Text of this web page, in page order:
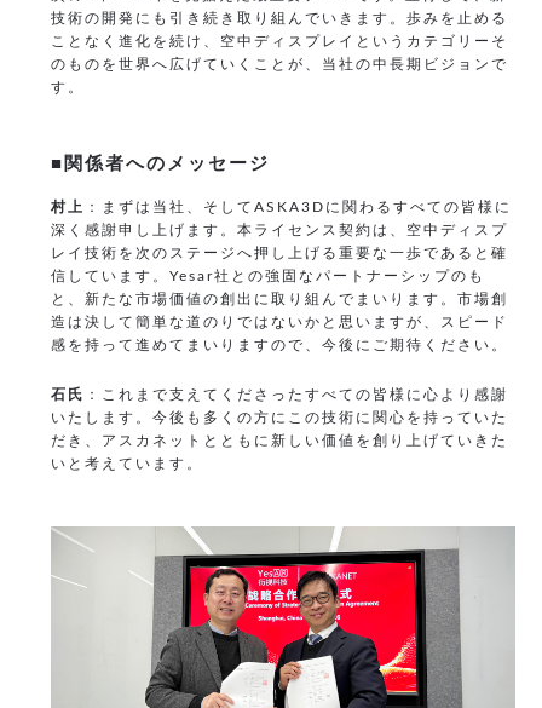
技術の開発にも引き続き取り組んでいきます。歩みを止める
ことなく進化を続け、空中ディスプレイというカテゴリーそ
のものを世界へ広げていくことが、当社の中長期ビジョンで
す。
■関係者へのメッセージ
村上
：まずは当社、そしてASKA3Dに関わるすべての皆様に
深く感謝申し上げます。本ライセンス契約は、空中ディスプ
レイ技術を次のステージへ押し上げる重要な一歩であると確
信しています。Yesar社との強固なパートナーシップのも
と、新たな市場価値の創出に取り組んでまいります。市場創
造は決して簡単な道のりではないかと思いますが、スピード
感を持って進めてまいりますので、今後にご期待ください。
石氏 ：これまで支えてくださったすべての皆様に心より感謝
いたします。今後も多くの方にこの技術に関心を持っていた
だき、アスカネットとともに新しい価値を創り上げていきた
いと考えています。